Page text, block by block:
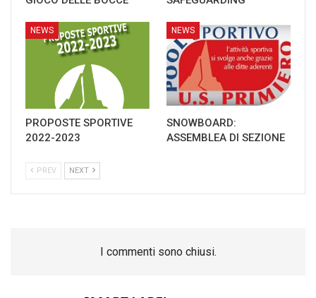
NEWS
PROPOSTE SPORTIVE
2022-2023
NEWS
SNOWBOARD:
ASSEMBLEA DI SEZIONE
PREV NEXT
I commenti sono chiusi.